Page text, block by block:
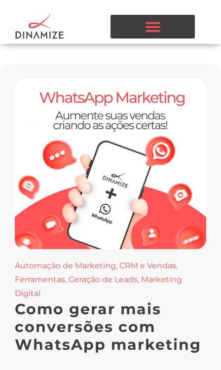
Automação de Marketing, CRM e Vendas,
Ferramentas, Geração de Leads, Marketing
Digital
Como gerar mais
conversões com
WhatsApp marketing